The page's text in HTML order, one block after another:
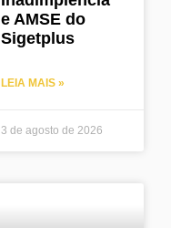
e AMSE do
Sigetplus
LEIA MAIS »
3 de agosto de 2026